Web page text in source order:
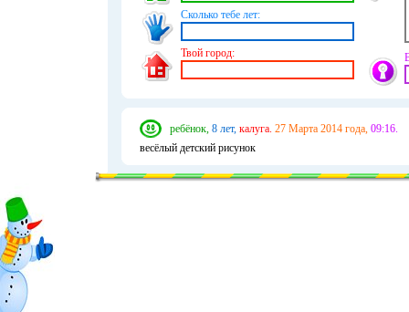
Сколько тебе лет:
Твой город:
ребёнок, 8 лет, калуга. 27 Марта 2014 года, 09:16.
весёлый детский рисунок